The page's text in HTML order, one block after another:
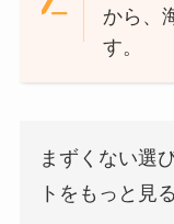
から、
す。
まずくない選
トをもっと見る